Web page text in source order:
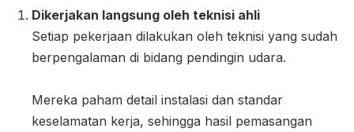
Dikerjakan langsung oleh teknisi ahli
Setiap pekerjaan dilakukan oleh teknisi yang sudah
berpengalaman di bidang pendingin udara.
Mereka paham detail instalasi dan standar
keselamatan kerja, sehingga hasil pemasangan